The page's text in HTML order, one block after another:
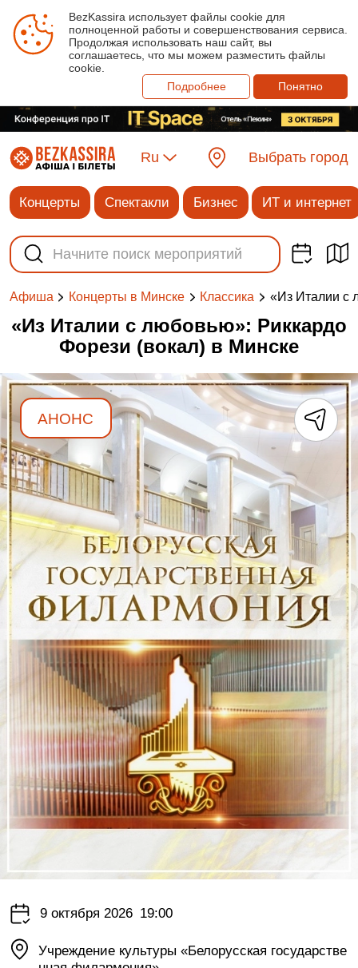
BezKassira использует файлы cookie для
полноценной работы и совершенствования сервиса.
Продолжая использовать наш сайт, вы
соглашаетесь, что мы можем разместить файлы
cookie.
Подробнее
Понятно
Ru Выбрать город
Концерты Спектакли Бизнес ИТ и интернет
Афиша Концерты в Минске Классика «Из Италии с
«Из Италии с любовью»: Риккардо
Форези (вокал) в Минске
АНОНС
9 октября 2026 19:00
Учреждение культуры «Белорусская государстве